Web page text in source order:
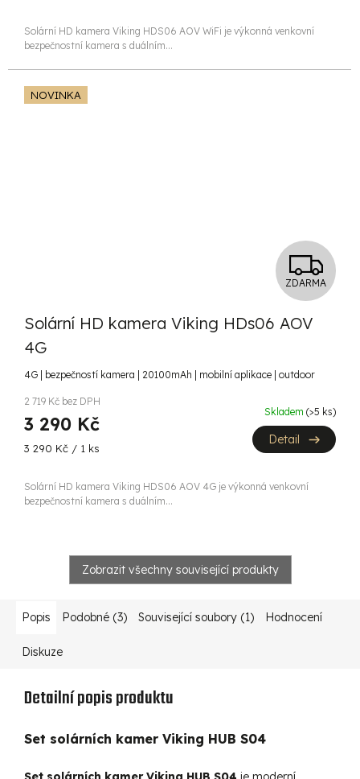
Solární HD kamera Viking HDS06 AOV WiFi je výkonná venkovní
bezpečnostní kamera s duálním...
NOVINKA
Z
D
M
A
ZDARMA
Solární HD kamera Viking HDs06 AOV
4G
4G | bezpečností kamera | 20100mAh | mobilní aplikace | outdoor
2 719 Kč bez DPH
3 290 Kč
Měrná
3 290 Kč / 1 ks
Skladem (>5 ks)
Detail
Solární HD kamera Viking HDS06 AOV 4G je výkonná venkovní
bezpečnostní kamera s duálním...
Zobrazit všechny související produkty
Popis Podobné (3) Související soubory (1) Hodnocení
Diskuze
Detailní popis produktu
Set solárních kamer Viking HUB S04